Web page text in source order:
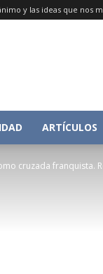
y las ideas que nos
ARTÍCULOS
cruzada franquista.